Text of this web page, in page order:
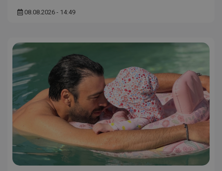
08.08.2026 - 14:49